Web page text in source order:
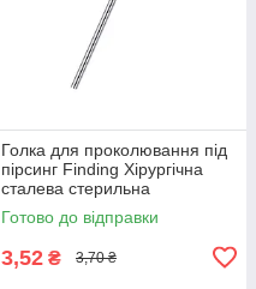
Голка для проколювання під
пірсинг Finding Хірургічна
сталева стерильна
одноразова голка 17G
Сталистий 1.1 мм
Готово до відправки
3,52 ₴ 3,70 ₴